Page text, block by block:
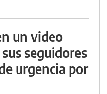
un video
seguidores
urgencia por